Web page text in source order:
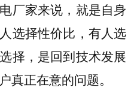
厂家来说，就是自身
选择性价比，有人选
择，是回到技术发展
正在意的问题。